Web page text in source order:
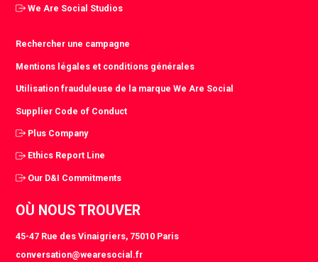
We Are Social Studios
Rechercher une campagne
Mentions légales et conditions générales
Utilisation frauduleuse de la marque We Are Social
Supplier Code of Conduct
Plus Company
Ethics Report Line
Our D&I Commitments
OÙ NOUS TROUVER
45-47 Rue des Vinaigriers, 75010 Paris
conversation@wearesocial.fr